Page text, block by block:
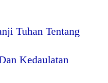
Tuhan Tentang
Kedaulatan